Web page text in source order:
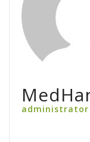
administrator